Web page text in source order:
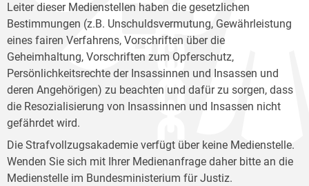
Leiter dieser Medienstellen haben die gesetzlichen
Bestimmungen (z.B. Unschuldsvermutung, Gewährleistung
eines fairen Verfahrens, Vorschriften über die
Geheimhaltung, Vorschriften zum Opferschutz,
Persönlichkeitsrechte der Insassinnen und Insassen und
deren Angehörigen) zu beachten und dafür zu sorgen, dass
die Resozialisierung von Insassinnen und Insassen nicht
gefährdet wird.
Die Strafvollzugsakademie verfügt über keine Medienstelle.
Wenden Sie sich mit Ihrer Medienanfrage daher bitte an die
Medienstelle im Bundesministerium für Justiz.